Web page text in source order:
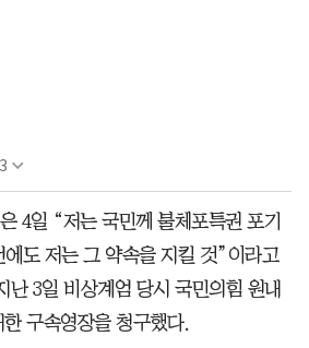
4일 “저는 국민께 불체포특권 포기
도 저는 그 약속을 지킬 것”이라고
난 3일 비상계엄 당시 국민의힘 원내
구속영장을 청구했다.